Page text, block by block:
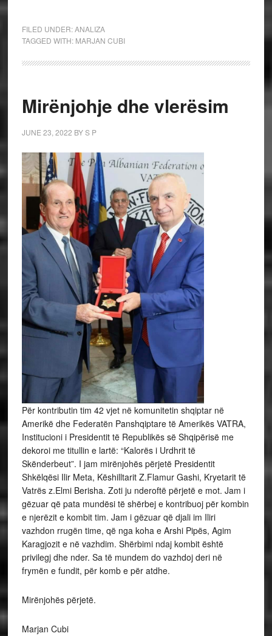
FILED UNDER:ANALIZA
TAGGED WITH: MARJAN CUBI
Mirënjohje dhe vlerësim
JUNE 23, 2022 BYS P
Për kontributin tim 42 vjet në komunitetin shqiptar në
Amerikë dhe Federatën Panshqiptare të Amerikës VATRA,
Institucioni i Presidentit të Republikës së Shqipërisë me
dekoroi me titullin e lartë: “Kalorës i Urdhrit të
Skënderbeut”. I jam mirënjohës përjetë Presidentit
Shkëlqësi Ilir Meta, Këshilltarit Z.Flamur Gashi, Kryetarit të
Vatrës z.Elmi Berisha. Zoti ju nderoftë përjetë e mot. Jam i
gëzuar që pata mundësi të shërbej e kontribuoj për kombin
e njerëzit e kombit tim. Jam i gëzuar që djali im Iliri
vazhdon rrugën time, që nga koha e Arshi Pipës, Agim
Karagjozit e në vazhdim. Shërbimi ndaj kombit është
privilegj dhe nder. Sa të mundem do vazhdoj deri në
frymën e fundit, për komb e për atdhe.
Mirënjohës përjetë.
Marjan Cubi